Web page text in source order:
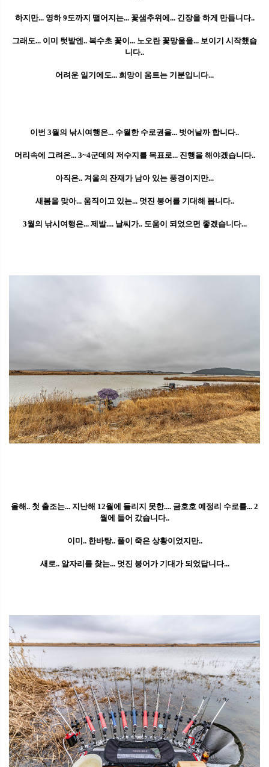
하지만... 영하 9도까지 떨어지는... 꽃샘추위에... 긴장을 하게 만듭니다..
그래도... 이미 텃밭엔.. 복수초 꽃이... 노오란 꽃망울을... 보이기 시작했습
니다..
어려운 일기에도... 희망이 움트는 기분입니다...
이번 3월의 낚시여행은... 수월한 수로권을... 벗어날까 합니다..
머리속에 그려온... 3~4군데의 저수지를 목표로... 진행을 해야겠습니다..
아직은.. 겨울의 잔재가 남아 있는 풍경이지만...
새봄을 맞아... 움직이고 있는... 멋진 붕어를 기대해 봅니다..
3월의 낚시여행은... 제발.... 날씨가.. 도움이 되었으면 좋겠습니다...
올해.. 첫 출조는... 지난해 12월에 들리지 못한.... 금호호 예정리 수로를... 2
월에 들어 갔습니다..
이미.. 한바탕.. 풀이 죽은 상황이었지만..
새로.. 알자리를 찾는... 멋진 붕어가 기대가 되었답니다...